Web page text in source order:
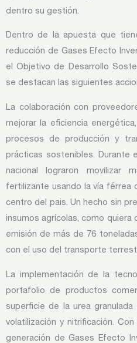
dentro su gestión.
Dentro de la apuesta que
reducción de Gases Efecto
el Objetivo de Desarrollo
se destacan las siguientes
La colaboración con
mejorar la eficiencia
procesos de producción y
prácticas sostenibles. Durante
nacional lograron movilizar
fertilizante usando la vía férrea
centro del pais. Un hecho sin
insumos agrícolas, como
emisión de más de 76
con el uso del transporte
La implementación de la
portafolio de productos
superficie de la urea
volatilización y nitrificación.
generación de Gases Efecto